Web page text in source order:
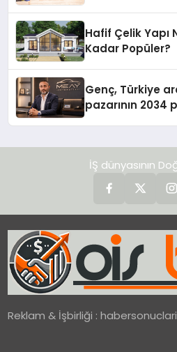
Hafif Çelik Yapı
Kadar Popüler?
Genç, Türkiye
pazarının 2034
İŞ dünyasının
Reklam & İşbirliği :